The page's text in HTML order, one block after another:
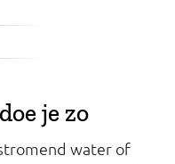
je zo
water of